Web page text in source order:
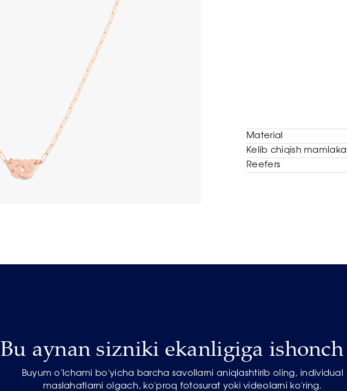
Material
Kelib chiqish
Reefers
Bu aynan sizniki ekanligiga
Buyum o'lchami bo'yicha barcha savollarni aniqlashtirib oling, individual
maslahatlarni olgach, ko'proq fotosurat yoki videolarni ko'ring.